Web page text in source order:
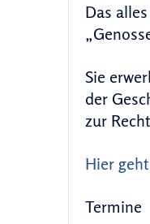
Das
Sie
der
zur
Hier
Termine